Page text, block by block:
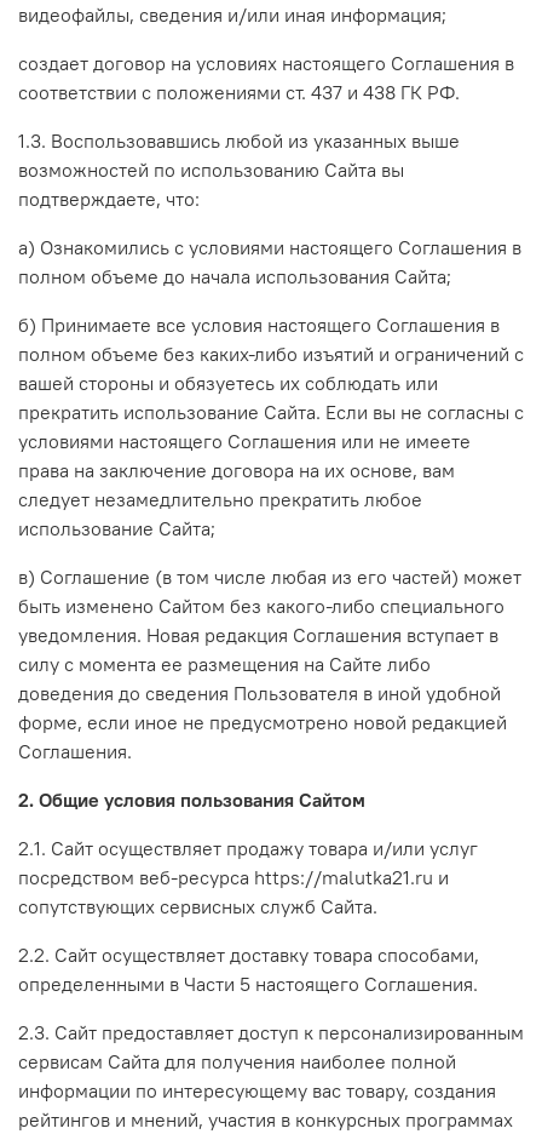
видеофайлы, сведения и/или иная информация;
создает договор на условиях настоящего Соглашения в
соответствии с положениями ст. 437 и 438 ГК РФ.
1.3. Воспользовавшись любой из указанных выше
возможностей по использованию Сайта вы
подтверждаете, что:
а) Ознакомились с условиями настоящего Соглашения в
полном объеме до начала использования Сайта;
б) Принимаете все условия настоящего Соглашения в
полном объеме без каких-либо изъятий и ограничений с
вашей стороны и обязуетесь их соблюдать или
прекратить использование Сайта. Если вы не согласны с
условиями настоящего Соглашения или не имеете
права на заключение договора на их основе, вам
следует незамедлительно прекратить любое
использование Сайта;
в) Соглашение (в том числе любая из его частей) может
быть изменено Сайтом без какого-либо специального
уведомления. Новая редакция Соглашения вступает в
силу с момента ее размещения на Сайте либо
доведения до сведения Пользователя в иной удобной
форме, если иное не предусмотрено новой редакцией
Соглашения.
2. Общие условия пользования Сайтом
2.1. Сайт осуществляет продажу товара и/или услуг
посредством веб-ресурса https://malutka21.ru и
сопутствующих сервисных служб Сайта.
2.2. Сайт осуществляет доставку товара способами,
определенными в Части 5 настоящего Соглашения.
2.3. Сайт предоставляет доступ к персонализированным
сервисам Сайта для получения наиболее полной
информации по интересующему вас товару, создания
рейтингов и мнений, участия в конкурсных программах